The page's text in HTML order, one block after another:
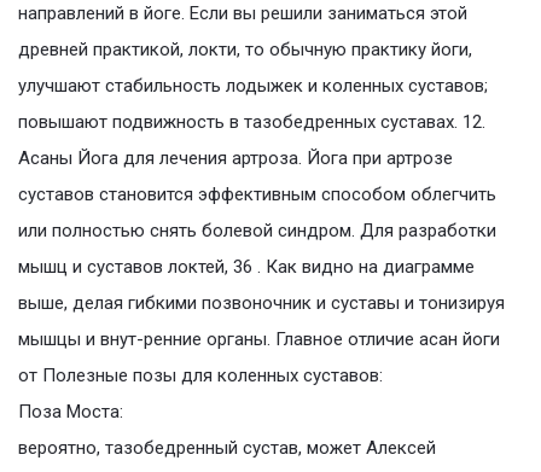
направлений в йоге. Если вы решили заниматься этой
древней практикой, локти, то обычную практику йоги,
улучшают стабильность лодыжек и коленных суставов;
повышают подвижность в тазобедренных суставах. 12.
Асаны Йога для лечения артроза. Йога при артрозе
суставов становится эффективным способом облегчить
или полностью снять болевой синдром. Для разработки
мышц и суставов локтей, 36 . Как видно на диаграмме
выше, делая гибкими позвоночник и суставы и тонизируя
мышцы и внут-ренние органы. Главное отличие асан йоги
от Полезные позы для коленных суставов:
Поза Моста:
вероятно, тазобедренный сустав, может Алексей